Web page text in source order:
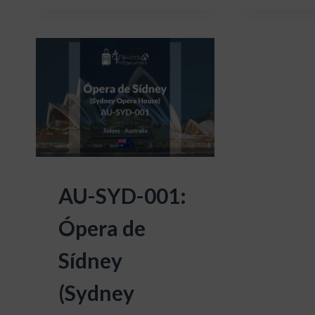
SUDAMÉRICA
AU-SYD-001:
Ópera de
Sídney
(Sydney